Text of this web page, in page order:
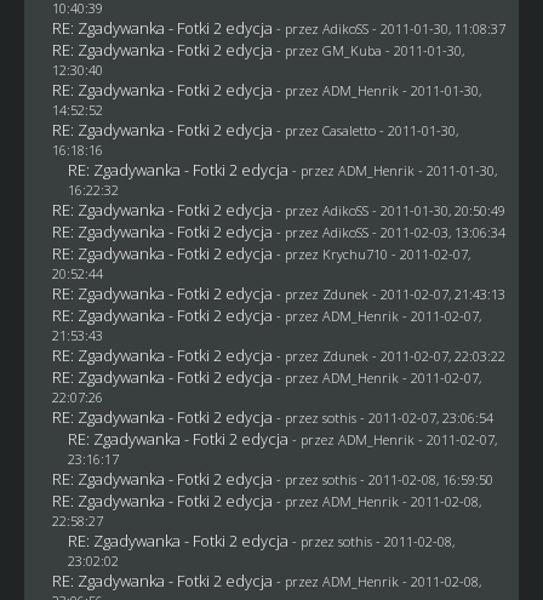
10:40:39
RE: Zgadywanka - Fotki 2 edycja - przez AdikoSS - 2011-01-30, 11:08:37
RE: Zgadywanka - Fotki 2 edycja - przez GM_Kuba - 2011-01-30,
12:30:40
RE: Zgadywanka - Fotki 2 edycja - przez ADM_Henrik - 2011-01-30,
14:52:52
RE: Zgadywanka - Fotki 2 edycja - przez Casaletto- 2011-01-30,
16:18:16
RE: Zgadywanka - Fotki 2 edycja - przez ADM_Henrik - 2011-01-30,
16:22:32
RE: Zgadywanka - Fotki 2 edycja - przez AdikoSS - 2011-01-30, 20:50:49
RE: Zgadywanka - Fotki 2 edycja - przez AdikoSS - 2011-02-03, 13:06:34
RE: Zgadywanka - Fotki 2 edycja - przez Krychu710 - 2011-02-07,
20:52:44
RE: Zgadywanka - Fotki 2 edycja - przez Zdunek - 2011-02-07, 21:43:13
RE: Zgadywanka - Fotki 2 edycja - przez ADM_Henrik - 2011-02-07,
21:53:43
RE: Zgadywanka - Fotki 2 edycja - przez Zdunek - 2011-02-07, 22:03:22
RE: Zgadywanka - Fotki 2 edycja - przez ADM_Henrik - 2011-02-07,
22:07:26
RE: Zgadywanka - Fotki 2 edycja - przez sothis- 2011-02-07, 23:06:54
RE: Zgadywanka - Fotki 2 edycja - przez ADM_Henrik - 2011-02-07,
23:16:17
RE: Zgadywanka - Fotki 2 edycja - przez sothis- 2011-02-08, 16:59:50
RE: Zgadywanka - Fotki 2 edycja - przez ADM_Henrik - 2011-02-08,
22:58:27
RE: Zgadywanka - Fotki 2 edycja - przez sothis- 2011-02-08,
23:02:02
RE: Zgadywanka - Fotki 2 edycja - przez ADM_Henrik - 2011-02-08,